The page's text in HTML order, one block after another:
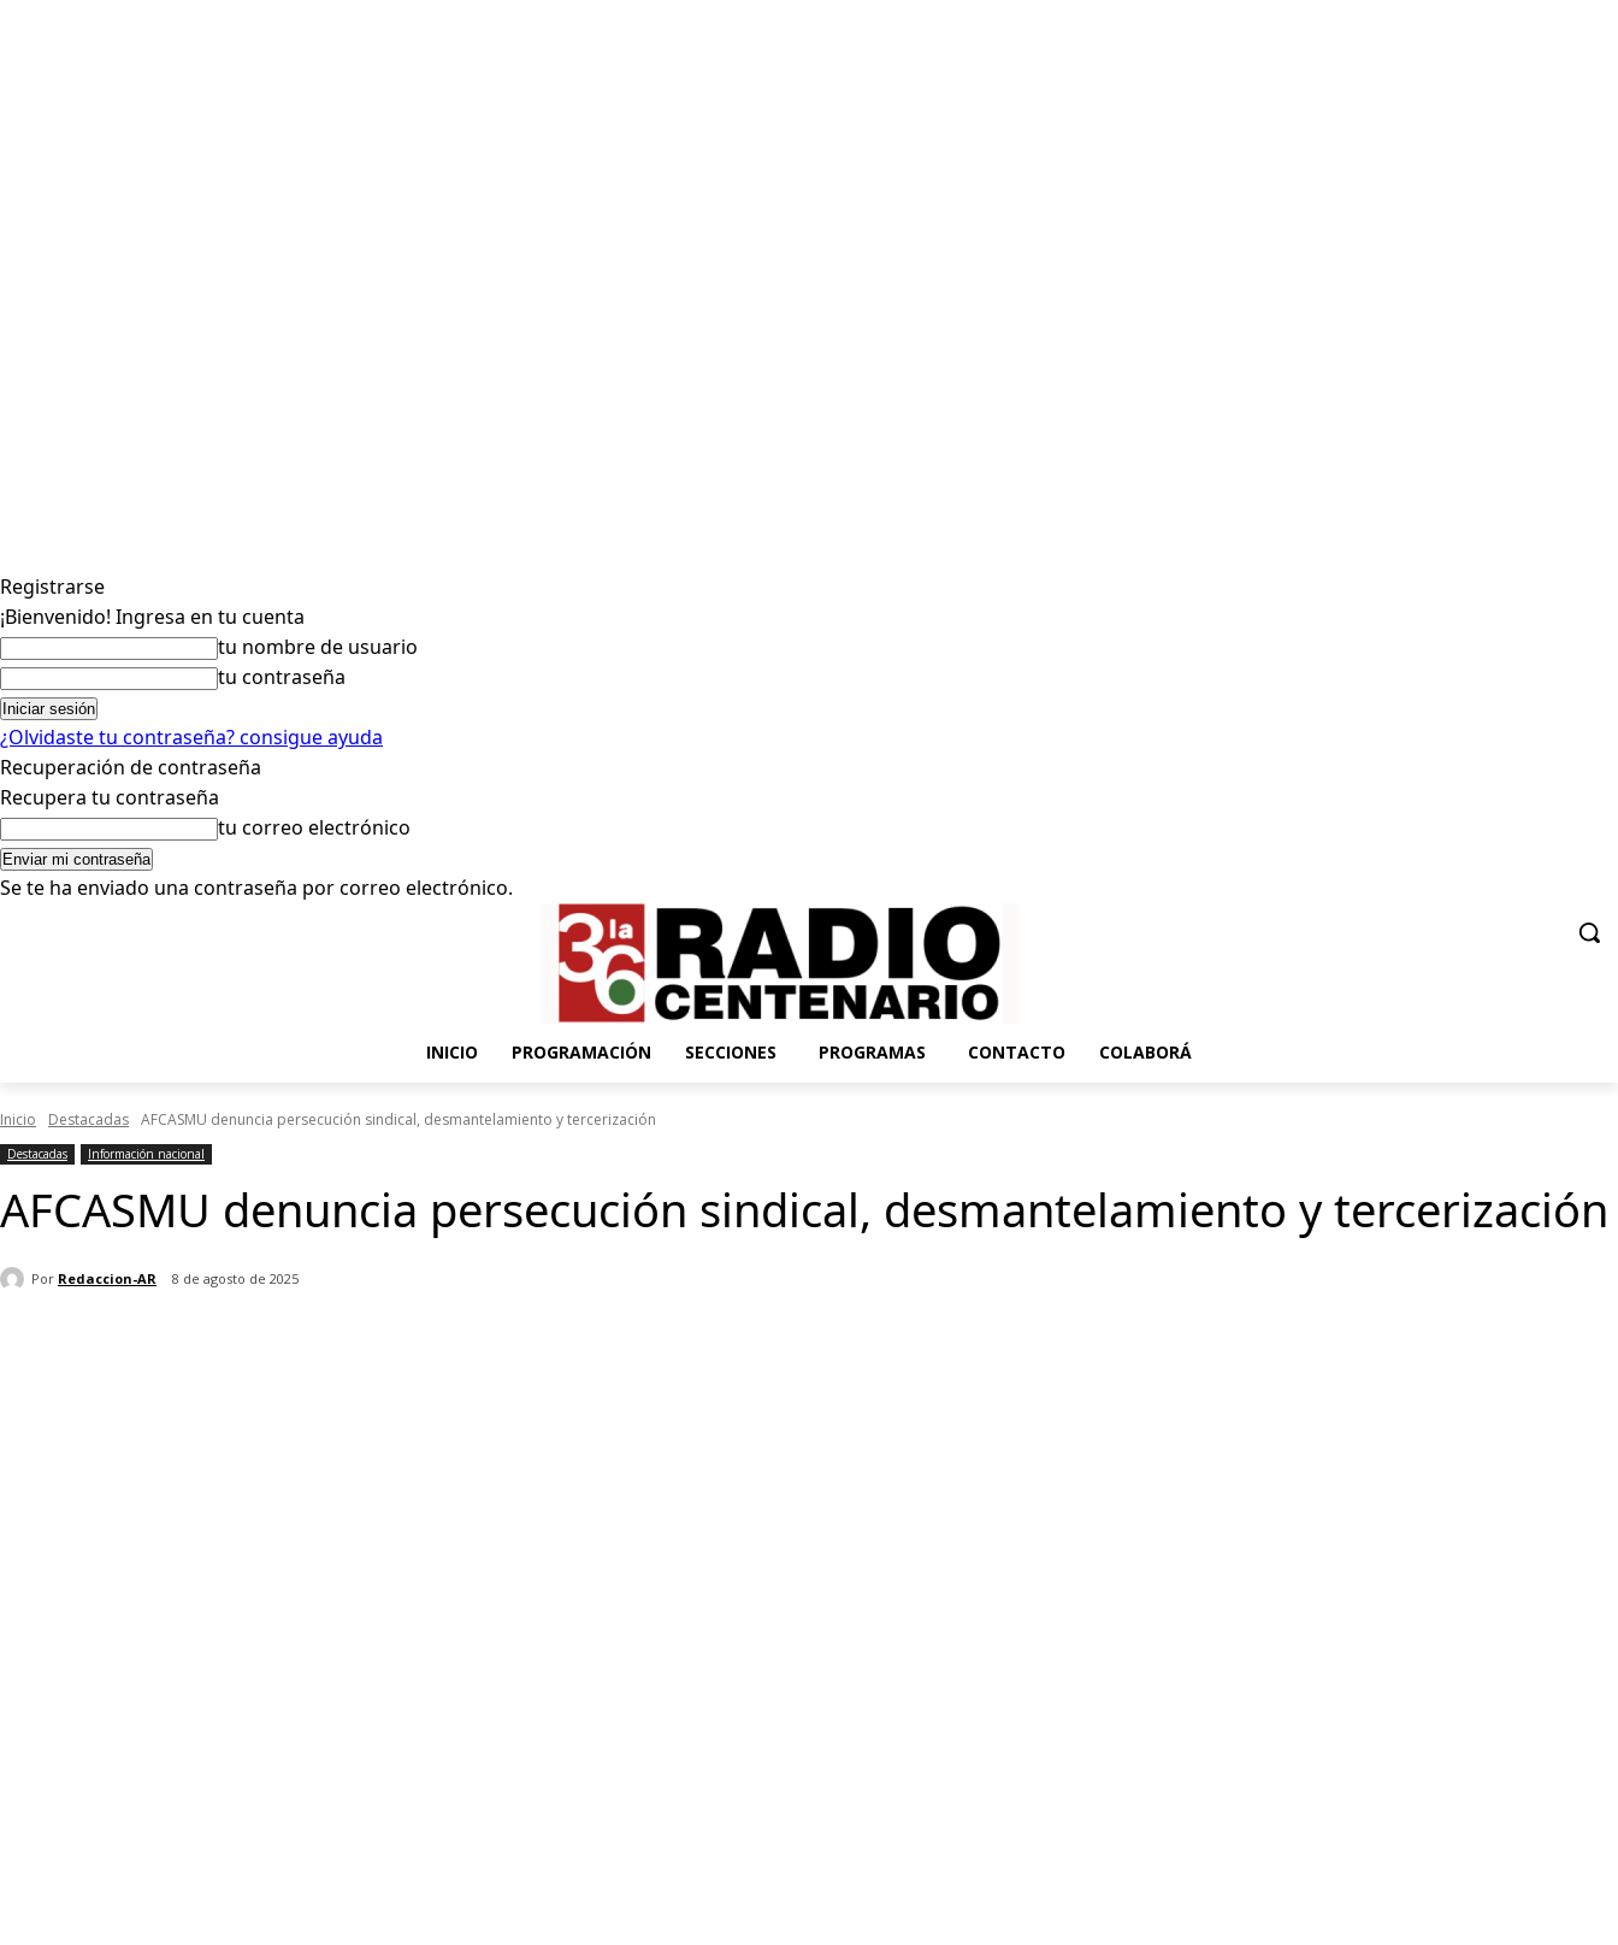
Registrarse
¡Bienvenido! Ingresa en tu cuenta
tu nombre de usuario
tu contraseña
¿Olvidaste tu contraseña? consigue ayuda
Recuperación de contraseña
Recupera tu contraseña
tu correo electrónico
Se te ha enviado una contraseña por correo electrónico.
INICIO PROGRAMACIÓN SECCIONES PROGRAMAS CONTACTO COLABORÁ
Inicio Destacadas AFCASMU denuncia persecución sindical, desmantelamiento y tercerización
Destacadas Información nacional
AFCASMU denuncia persecución sindical, desmantelamiento y tercerización
Por Redaccion-AR 8 de agosto de 2025